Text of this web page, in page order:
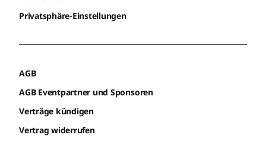
Privatsphäre-Einstellungen
AGB
AGB Eventpartner und Sponsoren
Verträge kündigen
Vertrag widerrufen